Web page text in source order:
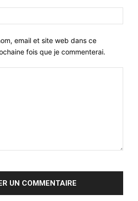
:
email et site web dans ce
fois que je commenterai.